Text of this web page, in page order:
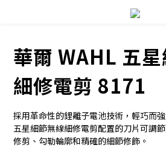
華爾 WAHL 五
細修電剪 8171
採用革命性的鋰離子電池技術，輕巧而
五星細節無線細修電剪配置的刀片可調
修剪、勾勒輪廓和精確的細節修飾。